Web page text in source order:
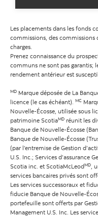
Les placements dans les fonds
commissions, des commissions
charges.
Prenez connaissance du
communs ne sont pas garantis;
rendement antérieur est
MD Marque déposée de La
licence (le cas échéant). MC
Nouvelle-Écosse, utilisée sous
patrimoine ScotiaMD réunit les
Banque de Nouvelle-Écosse
Banque de Nouvelle-Écosse
(par l’entremise de Gestion
U.S. Inc.; Services d’assurance
Scotia inc. et ScotiaMcLeodMD,
services bancaires privés sont
Les services successoraux et
fiducie Banque de Nouvelle-
portefeuille sont offerts par
Management U.S. Inc. Les